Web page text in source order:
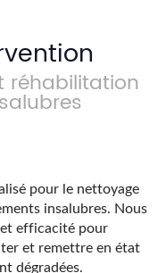
réhabilitation
pour le nettoyage
insalubres. Nous
efficacité pour
et remettre en état
dégradées.